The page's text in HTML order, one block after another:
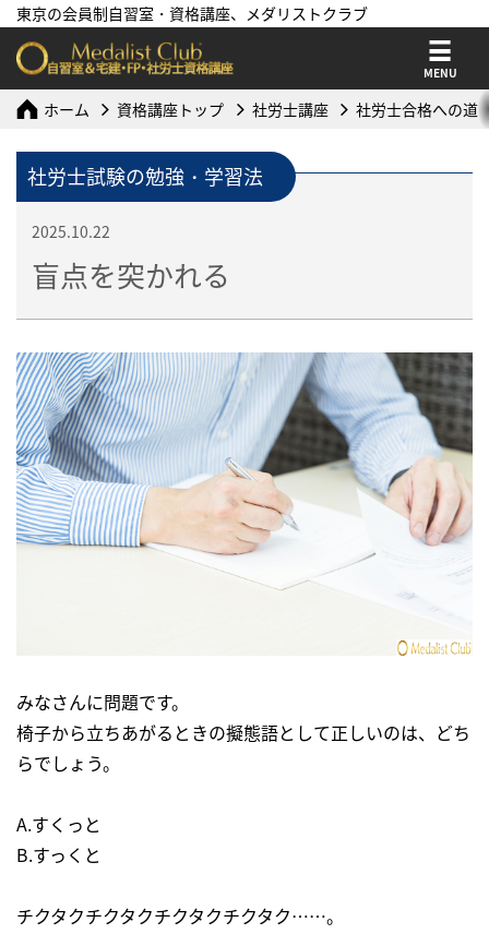
東京の会員制自習室・資格講座、メダリストクラブ
MENU
ホーム 資格講座トップ 社労士講座 社労士合格への道
社労士試験の勉強・学習法
2025.10.22
盲点を突かれる
みなさんに問題です。
椅子から立ちあがるときの擬態語として正しいのは、どち
らでしょう。
A.すくっと
B.すっくと
チクタクチクタクチクタクチクタク……。